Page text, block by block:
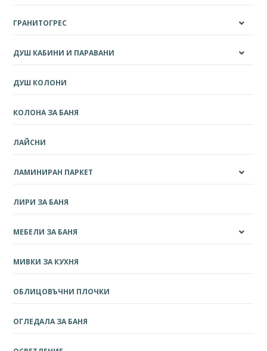
ГРАНИТОГРЕС
ДУШ КАБИНИ И ПАРАВАНИ
ДУШ КОЛОНИ
КОЛОНА ЗА БАНЯ
ЛАЙСНИ
ЛАМИНИРАН ПАРКЕТ
ЛИРИ ЗА БАНЯ
МЕБЕЛИ ЗА БАНЯ
МИВКИ ЗА КУХНЯ
ОБЛИЦОВЪЧНИ ПЛОЧКИ
ОГЛЕДАЛА ЗА БАНЯ